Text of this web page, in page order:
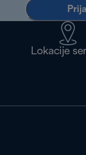
Lokacije